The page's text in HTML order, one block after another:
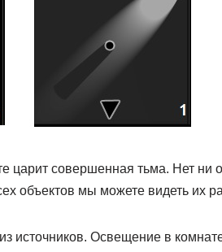
царит совершенная тьма. Нет ни
объектов мы можете видеть их
источников. Освещение в